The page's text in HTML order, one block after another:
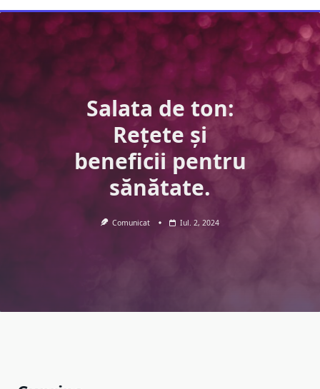
Salata de ton:
Rețete și
beneficii pentru
sănătate.
Comunicat Iul. 2, 2024